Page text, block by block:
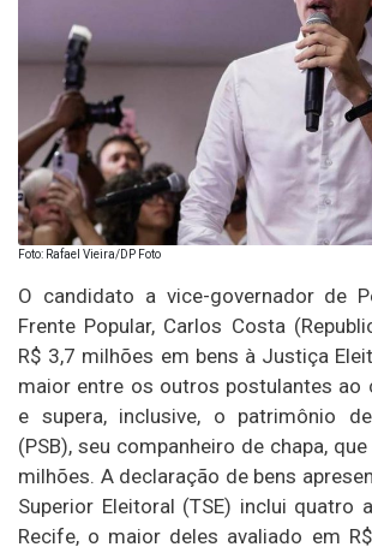
Foto: Rafael Vieira/DP Foto
O candidato a vice-governador de
Frente Popular, Carlos Costa
R$ 3,7 milhões em bens à Justiça
maior entre os outros postulantes ao
e supera, inclusive, o patrimônio
(PSB), seu companheiro de chapa,
milhões. A declaração de bens
Superior Eleitoral (TSE) inclui quatro
Recife, o maior deles avaliado em